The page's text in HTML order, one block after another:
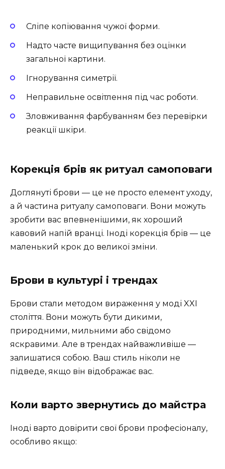
Сліпе копіювання чужої форми.
Надто часте вищипування без оцінки
загальної картини.
Ігнорування симетрії.
Неправильне освітлення під час роботи.
Зловживання фарбуванням без перевірки
реакції шкіри.
Корекція брів як ритуал самоповаги
Доглянуті брови — це не просто елемент уходу,
а й частина ритуалу самоповаги. Вони можуть
зробити вас впевненішими, як хороший
кавовий напій вранці. Іноді корекція брів — це
маленький крок до великої зміни.
Брови в культурі і трендах
Брови стали методом вираження у моді XXI
століття. Вони можуть бути дикими,
природними, мильними або свідомо
яскравими. Але в трендах найважливіше —
залишатися собою. Ваш стиль ніколи не
підведе, якщо він відображає вас.
Коли варто звернутись до майстра
Іноді варто довірити свої брови професіоналу,
особливо якщо: